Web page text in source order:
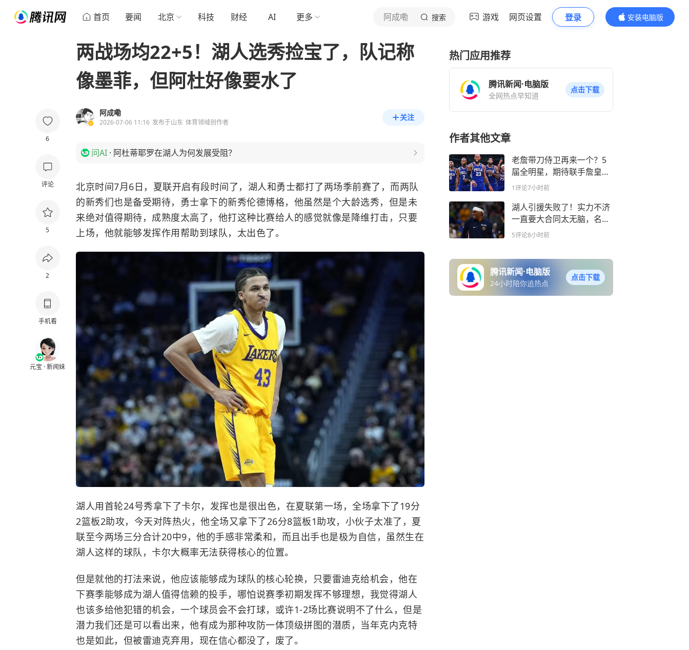
首页 要闻 北京 科技 财经 AI 更多 阿成嘞 搜索 游戏 网页设置 登录
安装电脑版
内容更精彩
6
评论
5
2
手机看
元宝 · 新闻妹
两战场均22+5！湖人选秀捡宝了，队记称
像墨菲，但阿杜好像要水了
阿成嘞
2026-07-06 11:16 发布于山东 体育领域创作者
关注
问AI · 阿杜蒂耶罗在湖人为何发展受阻？
北京时间7月6日，夏联开启有段时间了， 湖人和勇士都打了两场季前赛了，而两队
的新秀们也是备受期待，勇士拿下的新秀伦德博格，他虽然是个大龄选秀，但是未
来绝对值得期待，成熟度太高了，他打这种比赛给人的感觉就像是降维打击，只要
上场，他就能够发挥作用帮助到球队，太出色了。
湖人用首轮24号秀拿下了卡尔，发挥也是很出色，在夏联第一场，全场拿下了19分
2篮板2助攻，今天对阵热火 ，他全场又拿下了26分8篮板1助攻，小伙子太准了，夏
联至今两场三分合计20中9，他的手感非常柔和，而且出手也是极为自信，虽然生在
湖人这样的球队，卡尔大概率无法获得核心的位置。
但是就他的打法来说，他应该能够成为球队的核心轮换，只要雷迪克给机会，他在
下赛季能够成为湖人值得信赖的投手，哪怕说赛季初期发挥不够理想，我觉得湖人
也该多给他犯错的机会，一个球员会不会打球，或许1-2场比赛说明不了什么，但是
潜力我们还是可以看出来，他有成为那种攻防一体顶级拼图的潜质，当年克内克特
也是如此，但被雷迪克弃用，现在信心都没了，废了。
热门应用推荐
腾讯新闻·电脑版
全网热点早知道
点击下载
作者其他文章
老詹带刀侍卫再来一个？5
届全明星，期待联手詹皇完
成最后一舞！
1评论7小时前
湖人引援失败了！实力不济
一直要大合同太无脑，名
宿：下个施罗德
5评论8小时前
腾讯新闻·电脑版
24小时陪你追热点
点击下载